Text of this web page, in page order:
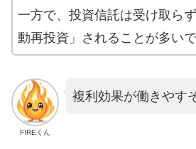
一方で、投資信託は受け取ら
動再投資」されることが多いで
FIREくん
複利効果が働きやす